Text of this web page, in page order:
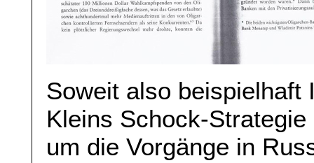
Soweit also beispielhaft
Kleins Schock-
um die Vorgänge in